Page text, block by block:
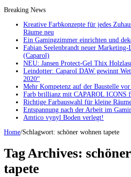
Breaking News
Kreative Farbkonzepte für jedes
Räume neu
Ein Gamingzimmer einrichten und
Fabian Seelenbrandt neuer
(Caparol)
NEU: Jansen Protect-Gel Thix
Leindotter: Caparol DAW gewinnt
2020“
Mehr Kompetenz auf der Baustelle
Farb brillianz mit CAPAROL ICONS
Richtige Farbauswahl für kleine
Entspannung nach der Arbeit im
Amtico vynyl Boden verlegt!
Home/Schlagwort: schöner wohnen tapete
Tag Archives:
tapete